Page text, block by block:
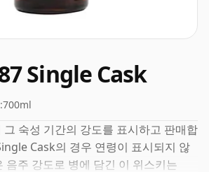
Single Cask
700ml
숙성 기간의 강도를 표시하고 판매합
Cask의 경우 연령이 표시되지 않
음주 강도로 병에 담긴 이 위스키는